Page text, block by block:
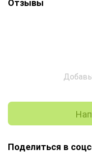
Отзывы
Поделиться в